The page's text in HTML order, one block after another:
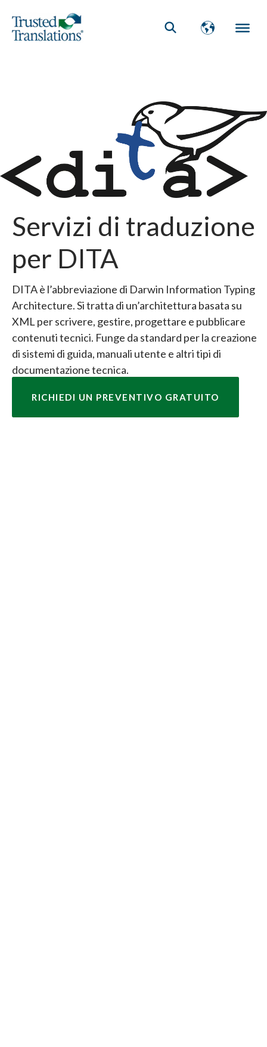
Servizi di traduzione
per DITA
DITA è l’abbreviazione di Darwin Information Typing
Architecture. Si tratta di un’architettura basata su
XML per scrivere, gestire, progettare e pubblicare
contenuti tecnici. Funge da standard per la creazione
di sistemi di guida, manuali utente e altri tipi di
documentazione tecnica.
RICHIEDI UN PREVENTIVO GRATUITO